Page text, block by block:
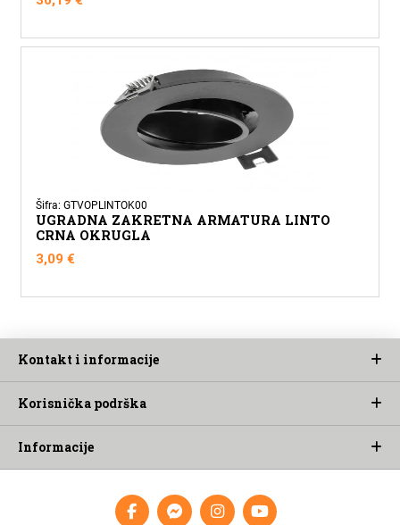
Šifra: GTVOPLINTOK00
UGRADNA ZAKRETNA ARMATURA LINTO
CRNA OKRUGLA
3,09€
Kontakt i informacije
Korisnička podrška
Informacije